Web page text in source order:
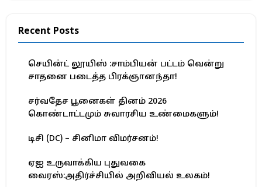
Recent Posts
செயின்ட் லூயிஸ் :சாம்பியன் பட்டம் வென்று
சாதனை படைத்த பிரக்ஞானந்தா!
சர்வதேச பூனைகள் தினம் 2026
கொண்டாட்டமும் சுவாரசிய உண்மைகளும்!
டிசி (DC) – சினிமா விமர்சனம்!
ஏஐ உருவாக்கிய புதுவகை
வைரஸ்:அதிர்ச்சியில் அறிவியல் உலகம்!